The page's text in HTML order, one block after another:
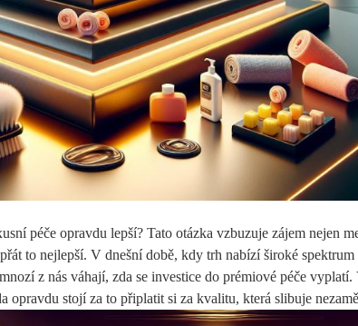
péče opravdu lepší? Tato otázka vzbuzuje zájem nejen
to nejlepší. V dnešní době, kdy trh nabízí široké
z nás váhají, zda se investice do prémiové péče
opravdu stojí za to připlatit si za kvalitu, která slibuje